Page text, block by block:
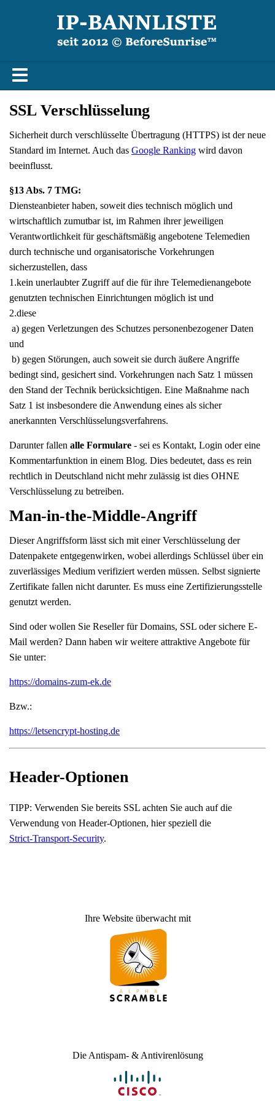
SSL Verschlüsselung
Sicherheit durch verschlüsselte Übertragung (HTTPS) ist der neue
Standard im Internet. Auch das Google Ranking wird davon
beeinflusst.
§13 Abs. 7 TMG:
Diensteanbieter haben, soweit dies technisch möglich und
wirtschaftlich zumutbar ist, im Rahmen ihrer jeweiligen
Verantwortlichkeit für geschäftsmäßig angebotene Telemedien
durch technische und organisatorische Vorkehrungen
sicherzustellen, dass
1.kein unerlaubter Zugriff auf die für ihre Telemedienangebote
genutzten technischen Einrichtungen möglich ist und
2.diese
a) gegen Verletzungen des Schutzes personenbezogener Daten
und
b) gegen Störungen, auch soweit sie durch äußere Angriffe
bedingt sind, gesichert sind. Vorkehrungen nach Satz 1 müssen
den Stand der Technik berücksichtigen. Eine Maßnahme nach
Satz 1 ist insbesondere die Anwendung eines als sicher
anerkannten Verschlüsselungsverfahrens.
Darunter fallen alle Formulare - sei es Kontakt, Login oder eine
Kommentarfunktion in einem Blog. Dies bedeutet, dass es rein
rechtlich in Deutschland nicht mehr zulässig ist dies OHNE
Verschlüsselung zu betreiben.
Man-in-the-Middle-Angriff
Dieser Angriffsform lässt sich mit einer Verschlüsselung der
Datenpakete entgegenwirken, wobei allerdings Schlüssel über ein
zuverlässiges Medium verifiziert werden müssen. Selbst signierte
Zertifikate fallen nicht darunter. Es muss eine Zertifizierungsstelle
genutzt werden.
Sind oder wollen Sie Reseller für Domains, SSL oder sichere E-
Mail werden? Dann haben wir weitere attraktive Angebote für
Sie unter:
https://domains-zum-ek.de
Bzw.:
https://letsencrypt-hosting.de
Header-Optionen
TIPP: Verwenden Sie bereits SSL achten Sie auch auf die
Verwendung von Header-Optionen, hier speziell die
Strict-Transport-Security.
Ihre Website überwacht mit
Die Antispam- & Antivirenlösung